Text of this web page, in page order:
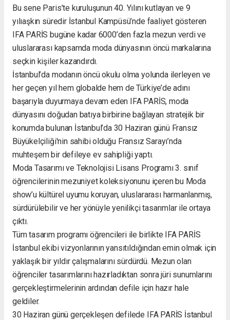
Bu sene Paris’te kuruluşunun 40. Yılını kutlayan ve 9
yılıaşkın süredir İstanbul Kampüsü’nde faaliyet gösteren
IFA PARİS bugüne kadar 6000’den fazla mezun verdi ve
uluslararası kapsamda moda dünyasının öncü markalarına
seçkin kişiler kazandırdı.
İstanbul’da modanın öncü okulu olma yolunda ilerleyen ve
her geçen yıl hem globalde hem de Türkiye’de adını
başarıyla duyurmaya devam eden IFA PARİS, moda
dünyasını doğudan batıya birbirine bağlayan stratejik bir
konumda bulunan İstanbul’da 30 Haziran günü Fransız
Büyükelçiliği'nin sahibi olduğu Fransız Sarayı’nda
muhteşem bir defileye ev sahipliği yaptı.
Moda Tasarımı ve Teknolojisi Lisans Programı 3. sınıf
öğrencilerinin mezuniyet koleksiyonunu içeren bu Moda
show’u kültürel uyumu koruyan, uluslararası harmanlanmış,
sürdürülebilir ve her yönüyle yenilikçi tasarımlar ile ortaya
çıktı.
Tüm tasarım programı öğrencileri ile birlikte IFA PARİS
İstanbul ekibi vizyonlarının yansıtıldığından emin olmak için
yaklaşık bir yıldır çalışmalarını sürdürdü. Mezun olan
öğrenciler tasarımlarını hazırladıktan sonra jüri sunumlarını
gerçekleştirmelerinin ardından defile için hazır hale
geldiler.
30 Haziran günü gerçekleşen defilede IFA PARİS İstanbul